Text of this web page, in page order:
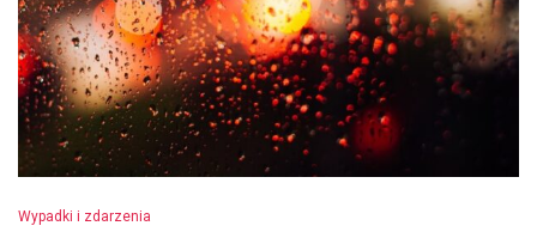
Wypadki i zdarzenia